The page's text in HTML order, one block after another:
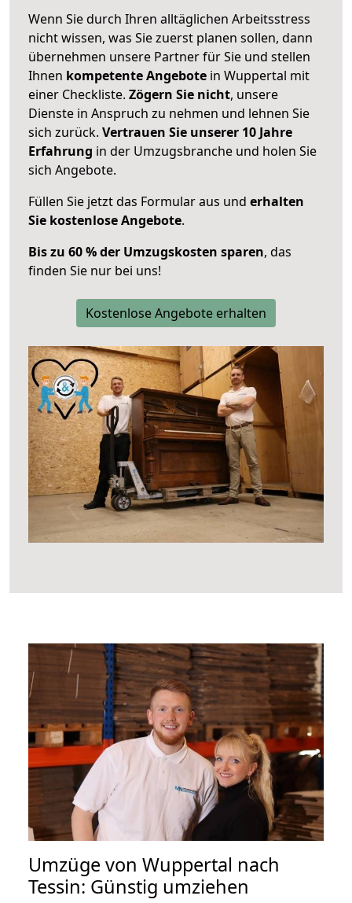
Wenn Sie durch Ihren alltäglichen Arbeitsstress
nicht wissen, was Sie zuerst planen sollen, dann
übernehmen unsere Partner für Sie und stellen
Ihnen kompetente Angebote in Wuppertal mit
einer Checkliste. Zögern Sie nicht, unsere
Dienste in Anspruch zu nehmen und lehnen Sie
sich zurück. Vertrauen Sie unserer 10 Jahre
Erfahrung in der Umzugsbranche und holen Sie
sich Angebote.
Füllen Sie jetzt das Formular aus und erhalten
Sie kostenlose Angebote.
Bis zu 60 % der Umzugskosten sparen, das
finden Sie nur bei uns!
Kostenlose Angebote erhalten
Umzüge von Wuppertal nach
Tessin: Günstig umziehen